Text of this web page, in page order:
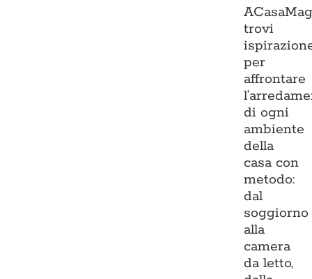
trovi
per
affrontare
di ogni
ambiente
della
casa con
metodo:
dal
soggiorno
alla
camera
da letto,